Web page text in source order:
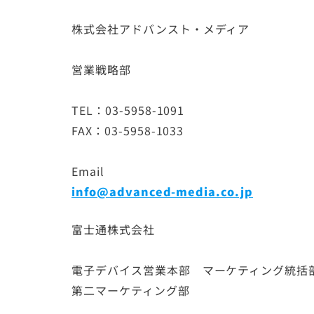
株式会社アドバンスト・メディア
営業戦略部
TEL：03-5958-1091
FAX：03-5958-1033
Email
info@advanced-media.co.jp
富士通株式会社
電子デバイス営業本部 マーケティング統括
第二マーケティング部